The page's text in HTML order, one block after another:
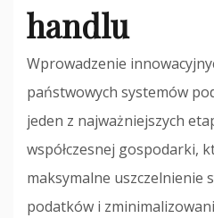
handlu
Wprowadzenie
państwowych systemów
jeden z najważniejszych
współczesnej gospodarki,
maksymalne uszczelnienie
podatków i